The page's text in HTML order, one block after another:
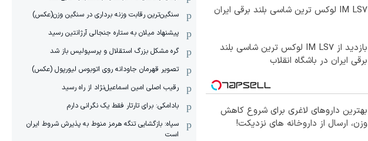
IM LS7 لوکس ترین شاسی بلند برقی ایران
بازدید از IM LS7 لوکس ترین شاسی بلند
برقی ایران در باشگاه انقلاب
بهترین داروهای لاغری برای شروع کاهش
وزن، ارسال از داروخانه های نزدیکت!
سنگین‌ترین رقابت وزنه برداری در سنگین وزن(عکس)
پیشنهاد میلان به ستاره جنجالی آرژانتین رسید
گره مشکل بزرگ استقلال و پرسپولیس باز شد
تصویر قهرمان جاودانه روی اتوبوس لیورپول (عکس)
رقیب اصلی امین اسماعیل‌نژاد از راه رسید
بادامکی: برای تارتار فقط یک نگرانی دارم
سپاه: بازگشایی تنگه هرمز منوط به پذیرش شروط ایران
است